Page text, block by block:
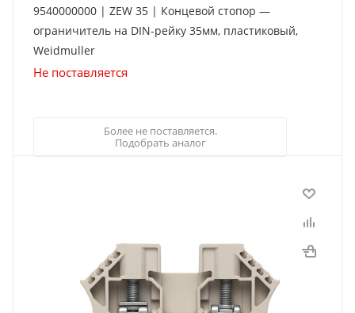
9540000000 | ZEW 35 | Концевой стопор —
ограничитель на DIN-рейку 35мм, пластиковый,
Weidmuller
Не поставляется
Более не поставляется.
Подобрать аналог